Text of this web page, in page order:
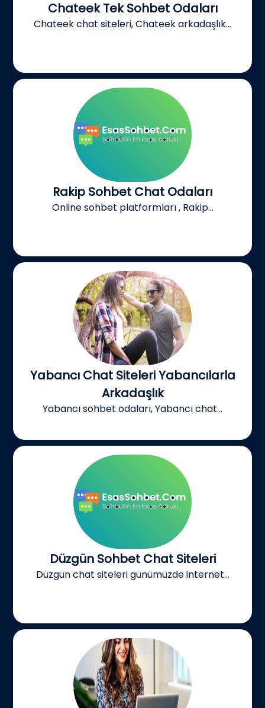
Chateek Tek Sohbet Odaları
Chateek chat siteleri, Chateek arkadaşlık...
Rakip Sohbet Chat Odaları
Online sohbet platformları , Rakip...
Yabancı Chat Siteleri Yabancılarla
Arkadaşlık
Yabancı sohbet odaları, Yabancı chat...
Düzgün Sohbet Chat Siteleri
Düzgün chat siteleri günümüzde internet...